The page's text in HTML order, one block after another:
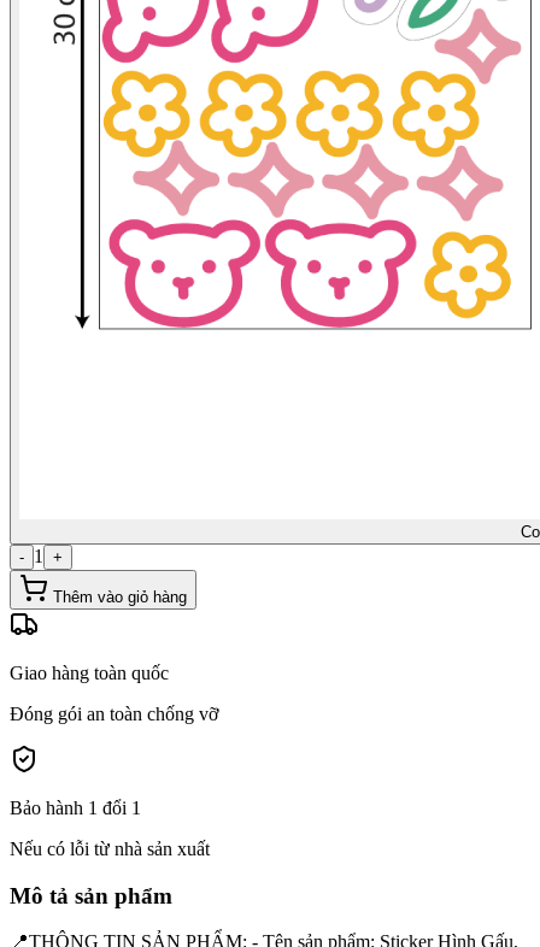
- 1 +
Thêm vào giỏ hàng
Giao hàng toàn quốc
Đóng gói an toàn chống vỡ
Bảo hành 1 đổi 1
Nếu có lỗi từ nhà sản xuất
Mô tả sản phẩm
📍THÔNG TIN SẢN PHẨM: - Tên sản phẩm: Sticker Hình Gấu,